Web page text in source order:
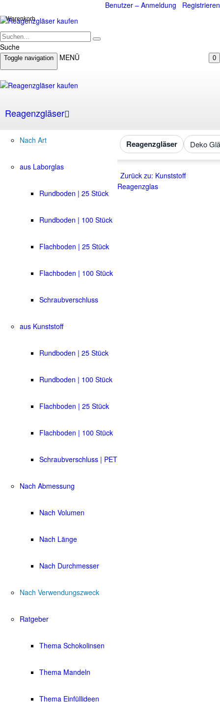
Benutzer – Anmeldung Registrieren
Suche
0
Warenkorb
Toggle navigation MENÜ
Reagenzgläser
Nach Art
aus Laborglas
Rundboden | 25 Stück
Rundboden | 100 Stück
Flachboden | 25 Stück
Flachboden | 100 Stück
Schraubverschluss
aus Kunststoff
Rundboden | 25 Stück
Rundboden | 100 Stück
Flachboden | 25 Stück
Flachboden | 100 Stück
Schraubverschluss | PET
Nach Abmessung
Nach Volumen
Nach Länge
Nach Durchmesser
Nach Verwendungszweck
Ratgeber
Thema Schokolinsen
Thema Mandeln
Thema Einfüllideen
Reagenzgläser Deko
Zurück zu: Kunststoff
Reagenzglas